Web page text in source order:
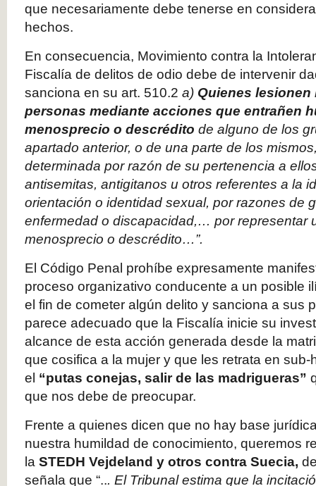
que necesariamente debe tenerse en
hechos.
En consecuencia, Movimiento contra la
Fiscalía de delitos de odio debe de intervenir
sanciona en su art. 510.2 a) Quienes
personas mediante acciones que entrañen
menosprecio o descrédito de alguno de los
apartado anterior, o de una parte de los
determinada por razón de su pertenencia a
antisemitas, antigitanos u otros referentes a la
orientación o identidad sexual, por razones de
enfermedad o discapacidad,… por representar
menosprecio o descrédito…”.
El Código Penal prohíbe expresamente
proceso organizativo conducente a un posible
el fin de cometer algún delito y sanciona a sus
parece adecuado que la Fiscalía inicie su
alcance de esta acción generada desde la
que cosifica a la mujer y que les retrata en
el “putas conejas, salir de las madrigueras”
que nos debe de preocupar.
Frente a quienes dicen que no hay base
nuestra humildad de conocimiento, queremos
la STEDH Vejdeland y otros contra Suecia,
señala que “... El Tribunal estima que la